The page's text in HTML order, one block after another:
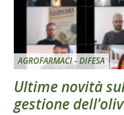
AGROFARMACI - DIFESA
Ultime novità
gestione